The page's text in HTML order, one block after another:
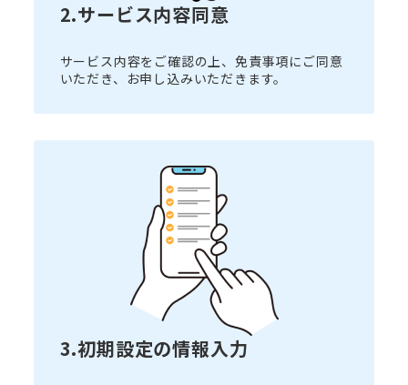
2.サービス内容同意
サービス内容をご確認の上、免責事項にご同意
いただき、お申し込みいただきます。
3.初期設定の情報入力